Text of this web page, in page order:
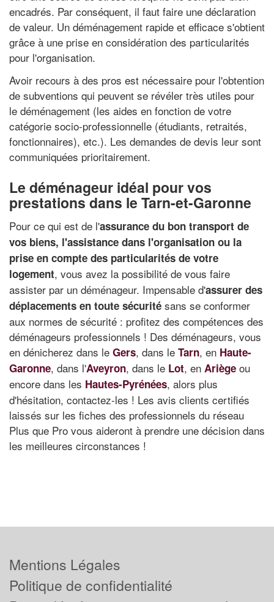
encadrés. Par conséquent, il faut faire une déclaration
de valeur. Un déménagement rapide et efficace s'obtient
grâce à une prise en considération des particularités
pour l'organisation.
Avoir recours à des pros est nécessaire pour l'obtention
de subventions qui peuvent se révéler très utiles pour
le déménagement (les aides en fonction de votre
catégorie socio-professionnelle (étudiants, retraités,
fonctionnaires), etc.). Les demandes de devis leur sont
communiquées prioritairement.
Le déménageur idéal pour vos
prestations dans le Tarn-et-Garonne
Pour ce qui est de l'assurance du bon transport de
vos biens, l'assistance dans l'organisation ou la
prise en compte des particularités de votre
logement, vous avez la possibilité de vous faire
assister par un déménageur. Impensable d'assurer des
déplacements en toute sécurité sans se conformer
aux normes de sécurité : profitez des compétences des
déménageurs professionnels ! Des déménageurs, vous
en dénicherez dans le Gers, dans le Tarn, en Haute-
Garonne, dans l'Aveyron, dans le Lot, en Ariège ou
encore dans les Hautes-Pyrénées, alors plus
d'hésitation, contactez-les ! Les avis clients certifiés
laissés sur les fiches des professionnels du réseau
Plus que Pro vous aideront à prendre une décision dans
les meilleures circonstances !
Mentions Légales
Politique de confidentialité